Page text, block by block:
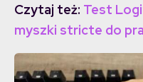
Czytaj też: Test
myszki stricte do